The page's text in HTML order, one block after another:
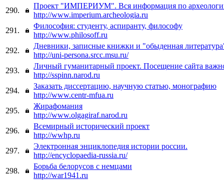
290.
Проект "ИМПЕРИУМ". Вся информация по
http://www.imperium.archeologia.ru
291.
Философия: студенту, аспиранту, философу
http://www.philosoff.ru
292.
Дневники, записные книжки и "обыденная
http://uni-persona.srcc.msu.ru/
293.
Личный гуманитарный проект. Посещение сайта
http://sspinn.narod.ru
294.
Заказать диссертацию, научную статью, монографию
http://www.centr-mfua.ru
295.
Жирафомания
http://www.olgagiraf.narod.ru
296.
Всемирный исторический проект
http://wwhp.ru
297.
Электронная энциклопедия истории россии.
http://encyclopaedia-russia.ru/
298.
Борьба белорусов с немцами
http://war1941.ru